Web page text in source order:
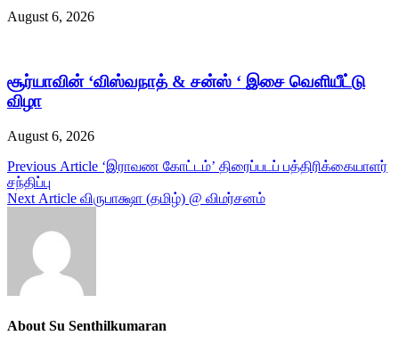
August 6, 2026
சூர்யாவின் ‘விஸ்வநாத் & சன்ஸ் ‘ இசை வெளியீட்டு
விழா
August 6, 2026
Post
navigation
Previous Article ‘இராவண கோட்டம்’ திரைப்படப் பத்திரிக்கையாளர்
சந்திப்பு
Next Article விருபாக்ஷா (தமிழ்) @ விமர்சனம்
About Su Senthilkumaran